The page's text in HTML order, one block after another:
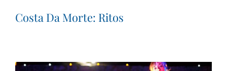
Costa Da Morte: Ritos